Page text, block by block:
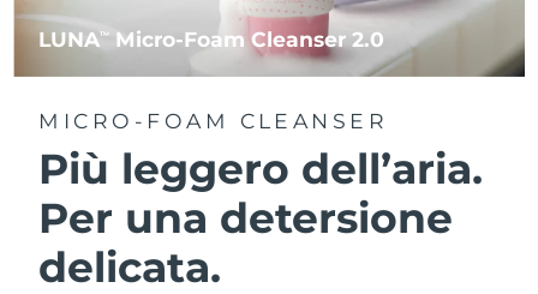
LUNATM Micro-Foam Cleanser 2.0
MICRO-FOAM CLEANSER
Più leggero dell’aria.
Per una detersione
delicata.